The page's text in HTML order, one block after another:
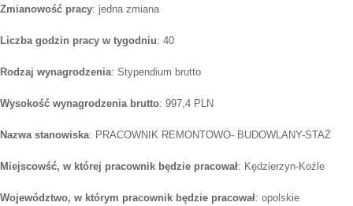
Zmianowość pracy: jedna zmiana
Liczba godzin pracy w tygodniu: 40
Rodzaj wynagrodzenia: Stypendium brutto
Wysokość wynagrodzenia brutto: 997,4 PLN
Nazwa stanowiska: PRACOWNIK REMONTOWO- BUDOWLANY-STAŻ
Miejscowść, w której pracownik będzie pracował: Kędzierzyn-Koźle
Województwo, w którym pracownik będzie pracował: opolskie